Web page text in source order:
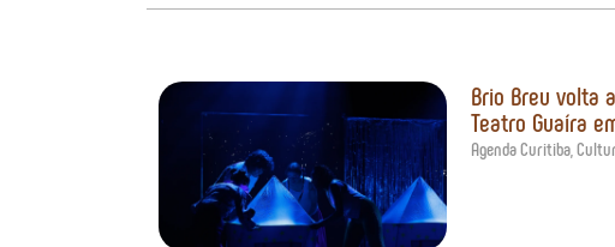
Brio Breu volta
Teatro Guaíra
Agenda Curitiba,